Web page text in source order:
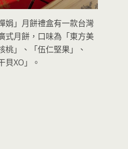
娟」月餅禮盒有一款台灣
式月餅，口味為「東方美
桃」、「伍仁堅果」、
貝XO」。